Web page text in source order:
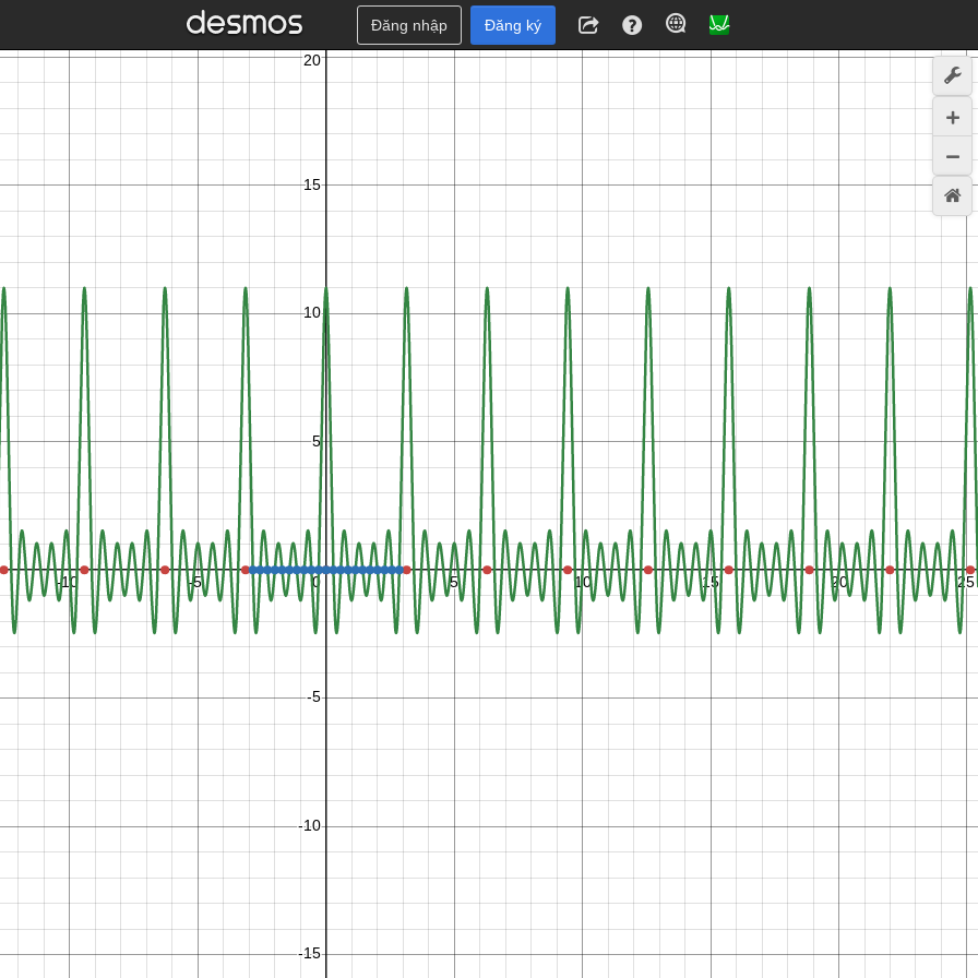
Đăng nhập Đăng ký
−1 0 1 2 3 4
9,0 −18.85,0 −15.71,0 −12.57,0 −9.425,0 −6.283,0 −3.142,0 0,0 3.142,0 6.283,0